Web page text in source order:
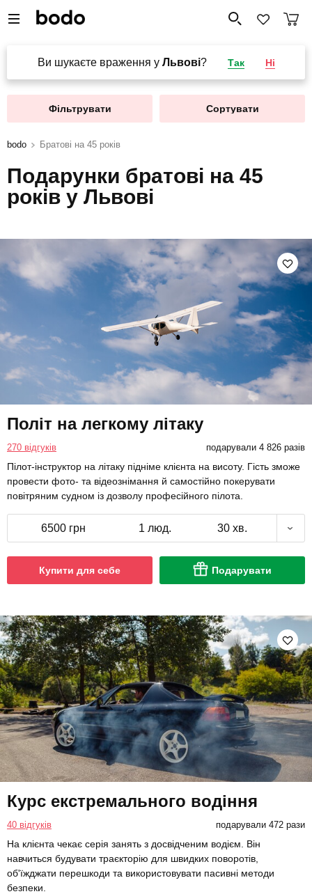
Ви шукаєте враження у Львові? Так Ні
Фільтрувати Сортувати
bodo Братові на 45 років
Подарунки братові на 45
років у Львові
Політ на легкому літаку
270 відгуків подарували 4 826 разів
Пілот-інструктор на літаку підніме клієнта на висоту. Гість зможе
провести фото- та відеознімання й самостійно покерувати
повітряним судном із дозволу професійного пілота.
6500 грн 1 люд. 30 хв.
Купити для себе Подарувати
Курс екстремального водіння
40 відгуків подарували 472 рази
На клієнта чекає серія занять з досвідченим водієм. Він
навчиться будувати траєкторію для швидких поворотів,
об'їжджати перешкоди та використовувати пасивні методи
безпеки.